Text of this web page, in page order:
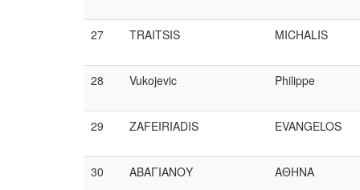
27 TRAITSIS MICHALIS
28 Vukojevic Philippe
29 ZAFEIRIADIS EVANGELOS
30 ΑΒΑΓΙΑΝΟΥ ΑΘΗΝΑ